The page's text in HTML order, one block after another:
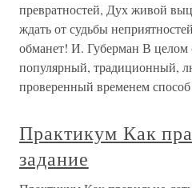
превратностей, Дух живой
ждать от судьбы
обманет! И. Губерман В целом
популярный, традиционный,
проверенный временем способ
Практикум Как
задание